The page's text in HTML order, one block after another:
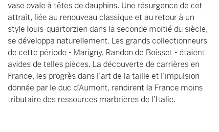
vase ovale à têtes de dauphins. Une résurgence de cet
attrait, liée au renouveau classique et au retour à un
style louis-quartorzien dans la seconde moitié du siècle,
se développa naturellement. Les grands collectionneurs
de cette période - Marigny, Randon de Boisset - étaient
avides de telles pièces. La découverte de carrières en
France, les progrès dans l’art de la taille et l’impulsion
donnée par le duc d’Aumont, rendirent la France moins
tributaire des ressources marbrières de l’Italie.